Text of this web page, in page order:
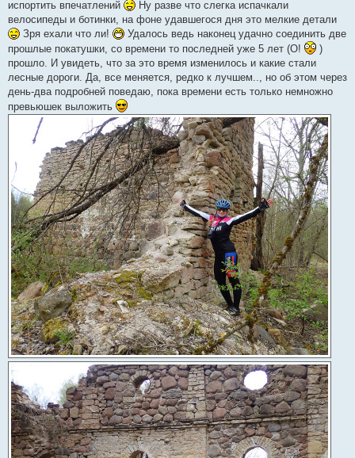
испортить впечатлений
Ну разве что слегка испачкали
велосипеды и ботинки, на фоне удавшегося дня это мелкие детали
Зря ехали что ли!
Удалось ведь наконец удачно соединить две
прошлые покатушки, со времени то последней уже 5 лет (О!
)
прошло. И увидеть, что за это время изменилось и какие стали
лесные дороги. Да, все меняется, редко к лучшем.., но об этом через
день-два подробней поведаю, пока времени есть только немножно
превьюшек выложить